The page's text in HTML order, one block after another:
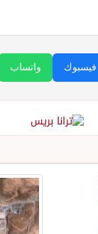
واتساب فيسبوك